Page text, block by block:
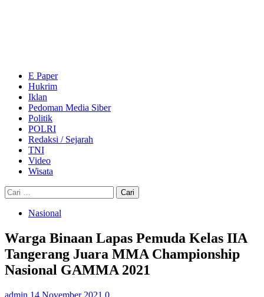
E Paper
Hukrim
Iklan
Pedoman Media Siber
Politik
POLRI
Redaksi / Sejarah
TNI
Video
Wisata
Cari
untuk:
Nasional
Warga Binaan Lapas Pemuda Kelas IIA
Tangerang Juara MMA Championship
Nasional GAMMA 2021
admin 14 November 2021 0